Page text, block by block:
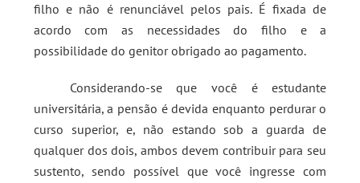
filho e não é renunciável pelos pais. É fixada de
acordo com as necessidades do filho e a
possibilidade do genitor obrigado ao pagamento.
Considerando-se que você é estudante
universitária, a pensão é devida enquanto perdurar o
curso superior, e, não estando sob a guarda de
qualquer dos dois, ambos devem contribuir para seu
sustento, sendo possível que você ingresse com